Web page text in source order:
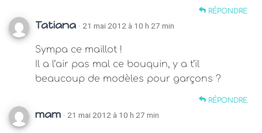
RÉPONDRE
Tatiana · 21 mai 2012 à 10 h 27 min
Sympa ce maillot !
Il a l’air pas mal ce bouquin, y a t’il
beaucoup de modèles pour garçons ?
RÉPONDRE
mam · 21 mai 2012 à 10 h 27 min